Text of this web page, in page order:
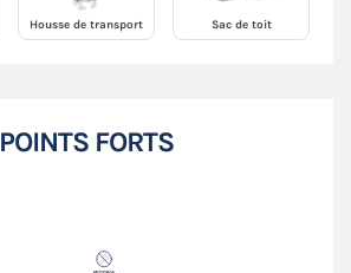
Housse de transport Sac de toit
POINTS FORTS